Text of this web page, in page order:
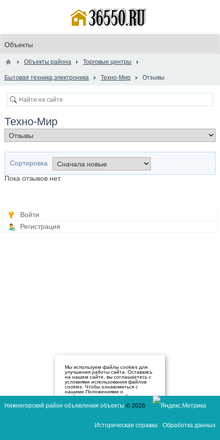
Объекты района Торговые центры
Бытовая техника,электроника Техно-Мир Отзывы
Техно-Мир
Сортировка
Пока отзывов нет.
Войти
Регистрация
Мы используем файлы cookies для
улучшения работы сайта. Оставаясь
на нашем сайте, вы соглашаетесь с
условиями использования файлов
cookies. Чтобы ознакомиться с
нашими Положениями о
конфиденциальности и об
нажмите здесь.
Нижнегорский район объявления объекты © 2026
Историческая справка Обработка данных